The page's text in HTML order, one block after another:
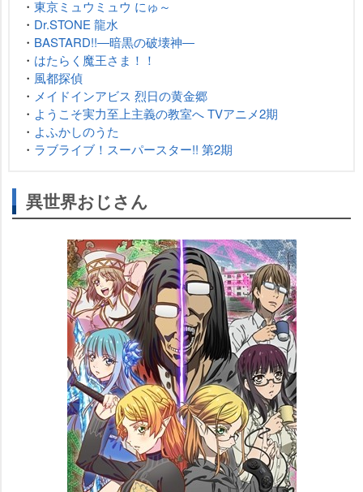
・ 東京ミュウミュウ にゅ～
・ Dr.STONE 龍水
・ BASTARD!!―暗黒の破壊神―
・ はたらく魔王さま！！
・ 風都探偵
・ メイドインアビス 烈日の黄金郷
・ ようこそ実力至上主義の教室へ TVアニメ2期
・ よふかしのうた
・ ラブライブ！スーパースター!! 第2期
異世界おじさん